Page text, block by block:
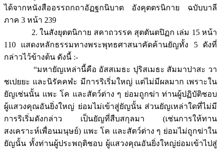
ได้จากหนังสืออรรถกถาอัฏฐกนิบาต อังคุตตรนิกาย ฉบับบาลี
ภาค 3 หน้า 239
2. ในสังยุตตนิกาย สคาถวรรค สุตตันตปิฏก เล่ม 15 หน้า
110 แสดงหลักธรรมทางพระพุทธศาสนาคัดค้านยัญทั้ง 5 ดังที่
กล่าวไว้ข้างต้น ดังนี้ :-
“มหายัญเหล่านี้คือ อัสสเมธะ ปุริสเมธะ สัมมาปาสะ วา
ชเปยยะ และนิรัคคฬะ มีการริเริ่มใหญ่ แต่ไม่มีผลมาก เพราะใน
ยัญเช่นนั้น แพะ โค และสัตว์ต่าง ๆ ย่อมถูกฆ่า ท่านผู้ปฏิบัติชอบ
ผู้แสวงคุณอันยิ่งใหญ่ ย่อมไม่เข้าสู่ยัญนั้น ส่วนยัญเหล่าใดที่ไม่มี
การริเริ่มดังกล่าว เป็นยัญที่สืบสกุลมา (เช่นการให้ทาน
สงเคราะห์เพื่อนมนุษย์) แพะ โค และสัตว์ต่าง ๆ ย่อมไม่ถูกฆ่าใน
ยัญนั้น ทั้งท่านผู้ประพฤติชอบ ผู้แสวงคุณอันยิ่งใหญ่ย่อมเข้าไปสู่